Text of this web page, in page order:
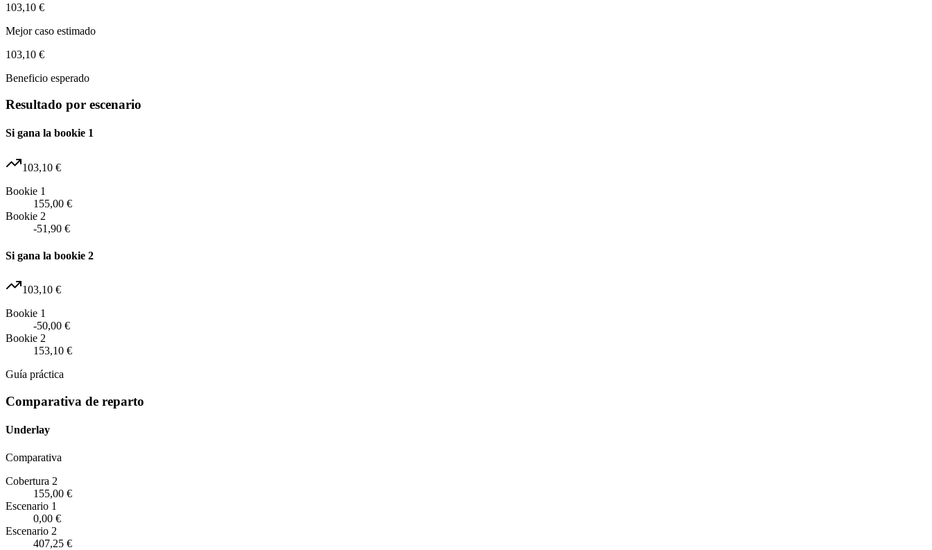
103,10 €
Mejor caso estimado
103,10 €
Beneficio esperado
Resultado por escenario
Si gana la bookie 1
103,10 €
Bookie 1
155,00 €
Bookie 2
-51,90 €
Si gana la bookie 2
103,10 €
Bookie 1
-50,00 €
Bookie 2
153,10 €
Guía práctica
Comparativa de reparto
Underlay
Comparativa
Cobertura 2
155,00 €
Escenario 1
0,00 €
Escenario 2
407,25 €